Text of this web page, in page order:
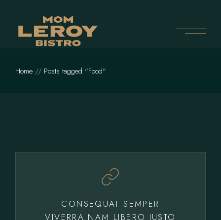
content
Home Posts tagged "Food"
CONSEQUAT SEMPER
VIVERRA NAM LIBERO JUSTO